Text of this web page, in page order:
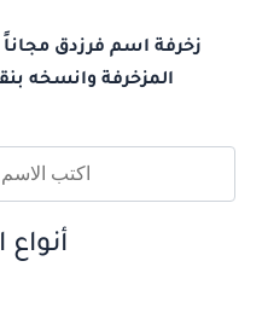
زخرفة اسم فرزدق
المزخرفة وانسخه
أنواع